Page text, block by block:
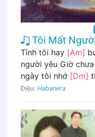
Tôi Mất
Tính tôi hay [Am]
người yêu Giờ
ngày tôi nhớ [Dm]
Điệu: Habanera